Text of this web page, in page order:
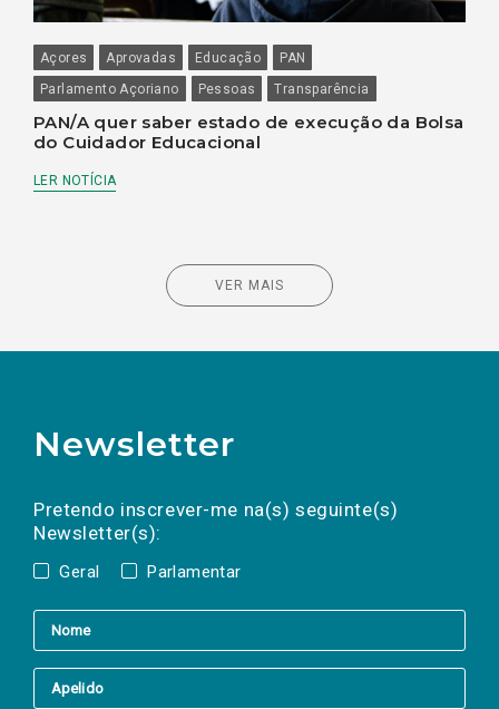
Açores Aprovadas Educação
PAN
Parlamento Açoriano
Pessoas Transparência
PAN/A quer saber estado de execução da Bolsa
do Cuidador Educacional
LER NOTÍCIA
VER MAIS
Newsletter
Pretendo inscrever-me na(s) seguinte(s)
Newsletter(s):
Geral Parlamentar
a(s) newsletter(s).
mail